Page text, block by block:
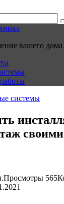
вашего дома
системы
Просмотры 565